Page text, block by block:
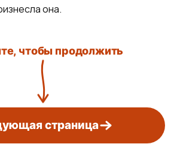
она.
чтобы продолжить
страница